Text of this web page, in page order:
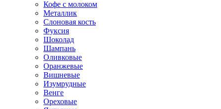
Кофе с молоком
Металлик
Слоновая кость
Фуксия
Шоколад
Шампань
Оливковые
Оранжевые
Вишневые
Изумрудные
Венге
Ореховые